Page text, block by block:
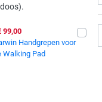
99,00
Handgrepen voor
Walking Pad